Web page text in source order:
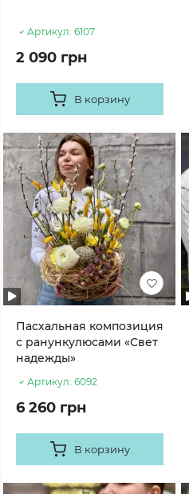
Артикул: 6107
2 090 грн
В корзину
Пасхальная композиция
с ранункулюсами «Свет
надежды»
Артикул: 6092
6 260 грн
В корзину